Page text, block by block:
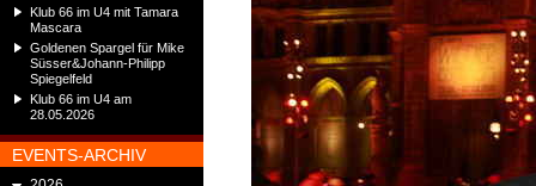
Klub 66 im U4 mit Tamara
Mascara
Goldenen Spargel für Mike
Süsser&Johann-Philipp
Spiegelfeld
Klub 66 im U4 am
28.05.2026
EVENTS-ARCHIV